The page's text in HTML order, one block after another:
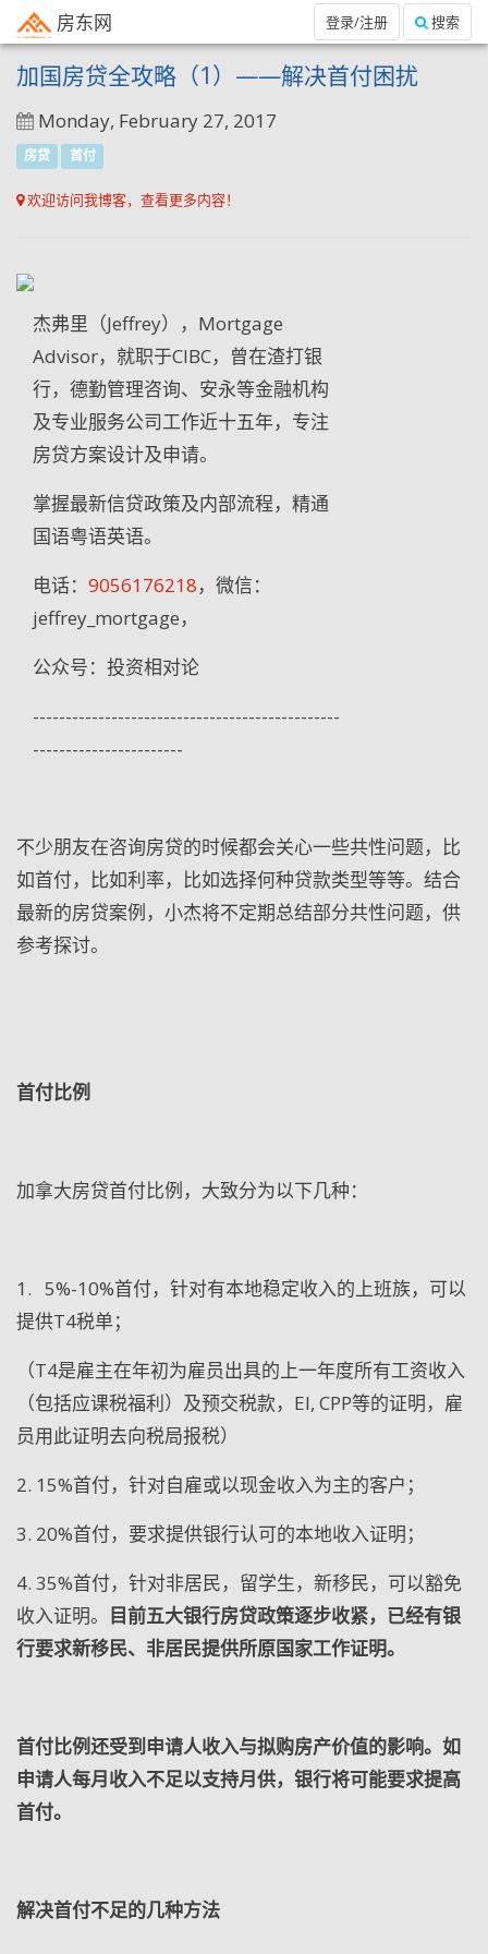
房东网 搜索
登录/注册
加国房贷全攻略（1）——解决首付困扰
Monday, February 27, 2017
房贷 首付
欢迎访问我博客，查看更多内容！
杰弗里（Jeffrey），Mortgage
Advisor，就职于CIBC，曾在渣打银
行，德勤管理咨询、 安永等金融机构
及专业服务公司工作近十五年， 专注
房贷方案设计及申请。
掌握最新信贷政策及内部流程， 精通
国语粤语英语。
电话： 9056176218，微信：
jeffrey_mortgage，
公众号：投资相对论
-----------------------------------------------
-----------------------
不少朋友在咨询房贷的时候都会关心一些共性问题，比
如首付，比如利率，比如选择何种贷款类型等等。结合
最新的房贷案例，小杰将不定期总结部分共性问题，供
参考探讨。
首付比例
加拿大房贷首付比例，大致分为以下几种：
1. 5%-10%首付，针对有本地稳定收入的上班族，可以
提供T4税单；
（T4是雇主在年初为雇员出具的上一年度所有工资收入
（包括应课税福利）及预交税款， EI, CPP等的证明，雇
员用此证明去向税局报税）
2. 15%首付，针对自雇或以现金收入为主的客户；
3. 20%首付，要求提供银行认可的本地收入证明；
4. 35%首付，针对非居民，留学生，新移民，可以豁免
收入证明。
目前五大银行房贷政策逐步收紧，已经有银
行要求新移民、非居民提供所原国家工作证明。
首付比例还受到申请人收入与拟购房产价值的影响。如
申请人每月收入不足以支持月供，银行将可能要求提高
首付。
解决首付不足的几种方法